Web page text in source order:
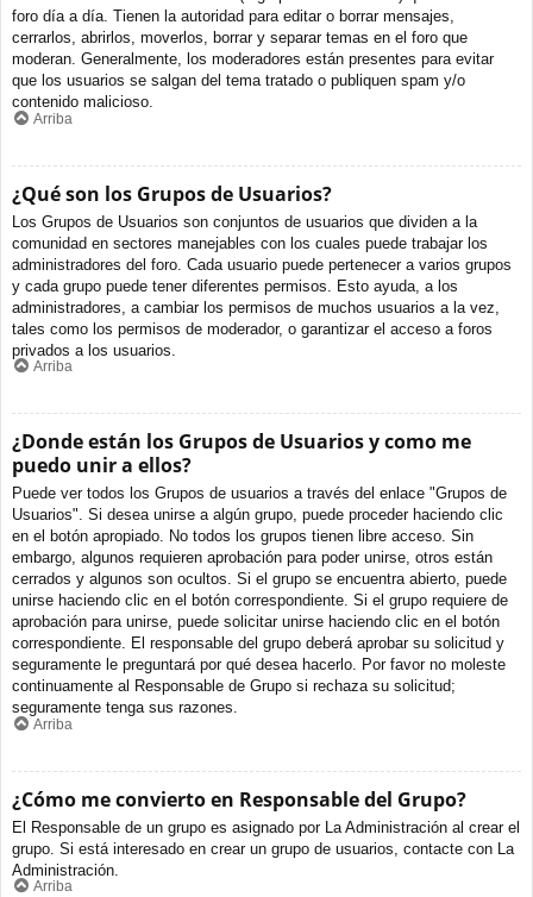
foro día a día. Tienen la autoridad para editar o borrar mensajes,
cerrarlos, abrirlos, moverlos, borrar y separar temas en el foro que
moderan. Generalmente, los moderadores están presentes para evitar
que los usuarios se salgan del tema tratado o publiquen spam y/o
contenido malicioso.
Arriba
¿Qué son los Grupos de Usuarios?
Los Grupos de Usuarios son conjuntos de usuarios que dividen a la
comunidad en sectores manejables con los cuales puede trabajar los
administradores del foro. Cada usuario puede pertenecer a varios grupos
y cada grupo puede tener diferentes permisos. Esto ayuda, a los
administradores, a cambiar los permisos de muchos usuarios a la vez,
tales como los permisos de moderador, o garantizar el acceso a foros
privados a los usuarios.
Arriba
¿Donde están los Grupos de Usuarios y como me
puedo unir a ellos?
Puede ver todos los Grupos de usuarios a través del enlace "Grupos de
Usuarios". Si desea unirse a algún grupo, puede proceder haciendo clic
en el botón apropiado. No todos los grupos tienen libre acceso. Sin
embargo, algunos requieren aprobación para poder unirse, otros están
cerrados y algunos son ocultos. Si el grupo se encuentra abierto, puede
unirse haciendo clic en el botón correspondiente. Si el grupo requiere de
aprobación para unirse, puede solicitar unirse haciendo clic en el botón
correspondiente. El responsable del grupo deberá aprobar su solicitud y
seguramente le preguntará por qué desea hacerlo. Por favor no moleste
continuamente al Responsable de Grupo si rechaza su solicitud;
seguramente tenga sus razones.
Arriba
¿Cómo me convierto en Responsable del Grupo?
El Responsable de un grupo es asignado por La Administración al crear el
grupo. Si está interesado en crear un grupo de usuarios, contacte con La
Administración.
Arriba